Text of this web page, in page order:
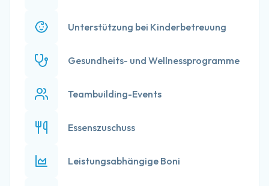
Unterstützung bei Kinderbetreuung
Gesundheits- und Wellnessprogramme
Teambuilding-Events
Essenszuschuss
Leistungsabhängige Boni